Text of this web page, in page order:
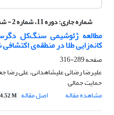
شماره جاری:دوره 11، شماره 2 - شماره پیاپی 22، دی 1404
مطالعه ژئوشیمی سنگ‌کل
کانه‌زایی طلا در منطقه‌ی
صفحه289-316
علیرضا رضائی علیشاهدانی، علی رضا
حمایت جمالی
مشاهده مقاله
اصل مقاله 4.52 M